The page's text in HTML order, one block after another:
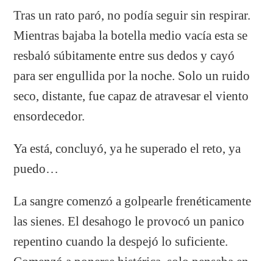
Tras un rato paró, no podía seguir sin respirar.
Mientras bajaba la botella medio vacía esta se
resbaló súbitamente entre sus dedos y cayó
para ser engullida por la noche. Solo un ruido
seco, distante, fue capaz de atravesar el viento
ensordecedor.
Ya está, concluyó, ya he superado el reto, ya
puedo…
La sangre comenzó a golpearle frenéticamente
las sienes. El desahogo le provocó un panico
repentino cuando la despejó lo suficiente.